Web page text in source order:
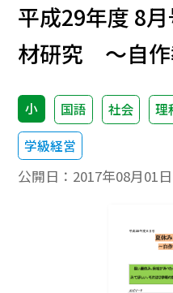
平成29年度 8
材研究 ～自作
小 国語 社会 理
学級経営
公開日： 2017年08月01日